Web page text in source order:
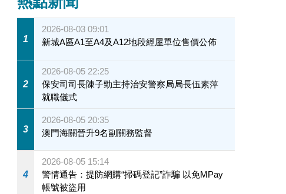
1
2026-08-03 09:01
新城A區A1至A4及A12地段經屋單位售價公佈
2
2026-08-05 22:25
保安司司長陳子勁主持治安警察局局長伍素萍
就職儀式
3
2026-08-05 20:35
澳門海關晉升9名副關務監督
4
2026-08-05 15:14
警情通告：提防網購“掃碼登記”詐騙 以免MPay
帳號被盜用